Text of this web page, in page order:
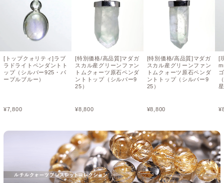
[トップクォリティ]ラブ
ラドライトペンダントト
ップ（シルバー925・パ
ープルブルー）
¥7,800
[特別価格/高品質]マダガ
スカル産グリーンファン
トムクォーツ原石ペンダ
ントトップ（シルバー9
25）
¥8,800
[特別価格/高品質]マダガ
スカル産グリーンファン
トムクォーツ原石ペンダ
ントトップ（シルバー9
25）
¥8,800
[
¥